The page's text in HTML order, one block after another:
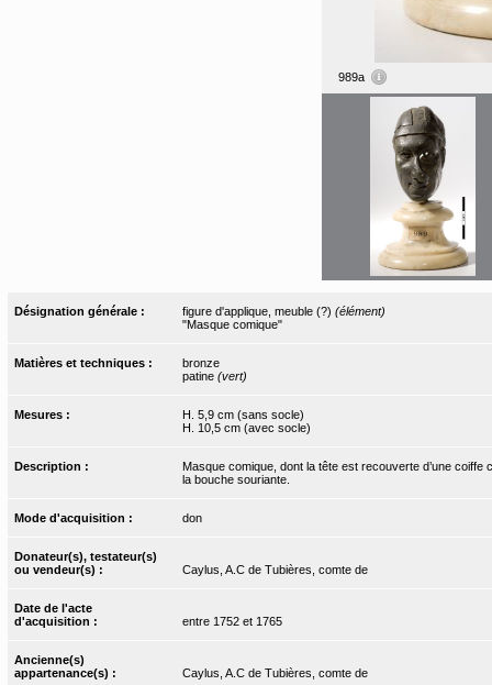
989a
Désignation générale : figure d'applique, meuble (?) (élément)
"Masque comique"
Matières et techniques :
bronze
patine (vert)
Mesures :
H. 5,9 cm (sans socle)
H. 10,5 cm (avec socle)
Description :
Masque comique, dont la tête est recouverte d’une
la bouche souriante.
Mode d'acquisition : don
Donateur(s), testateur(s)
ou vendeur(s) :
Caylus, A.C de Tubières, comte de
Date de l'acte
d'acquisition :
entre 1752 et 1765
Ancienne(s)
appartenance(s) :
Caylus, A.C de Tubières, comte de